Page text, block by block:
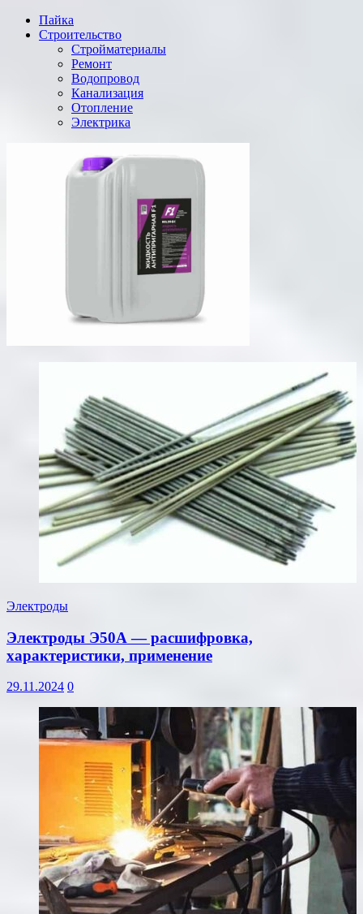
Пайка
Строительство
Стройматериалы
Ремонт
Водопровод
Канализация
Отопление
Электрика
Электроды
Электроды Э50А — расшифровка,
характеристики, применение
29.11.2024 0